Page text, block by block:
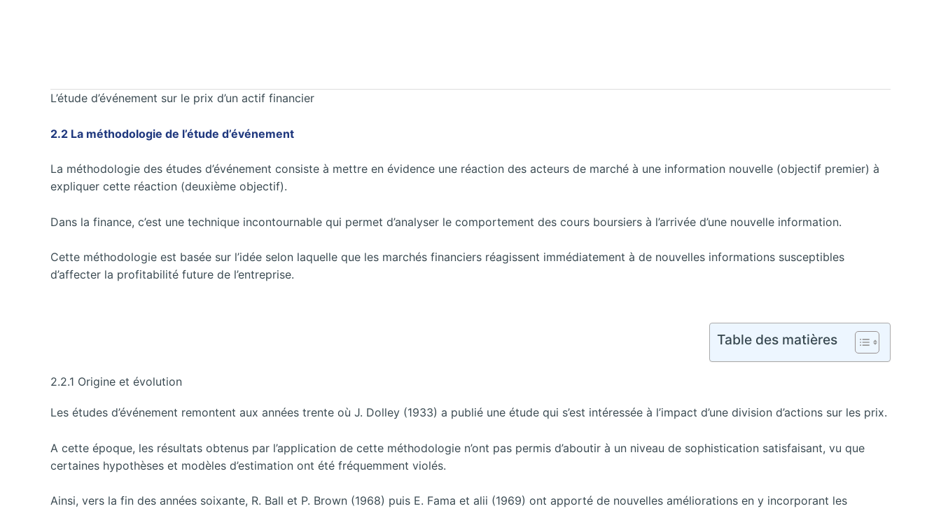
L’étude d’événement sur le prix d’un actif financier
2.2 La méthodologie de l’étude d’événement
La méthodologie des études d’événement consiste à mettre en évidence une réaction des acteurs de marché à une information nouvelle (objectif premier) à
expliquer cette réaction (deuxième objectif).
Dans la finance, c’est une technique incontournable qui permet d’analyser le comportement des cours boursiers à l’arrivée d’une nouvelle information.
Cette méthodologie est basée sur l’idée selon laquelle que les marchés financiers réagissent immédiatement à de nouvelles informations susceptibles
d’affecter la profitabilité future de l’entreprise.
Table des matières
2.2.1 Origine et évolution
Les études d’événement remontent aux années trente où J. Dolley (1933) a publié une étude qui s’est intéressée à l’impact d’une division d’actions sur les prix.
A cette époque, les résultats obtenus par l’application de cette méthodologie n’ont pas permis d’aboutir à un niveau de sophistication satisfaisant, vu que
certaines hypothèses et modèles d’estimation ont été fréquemment violés.
Ainsi, vers la fin des années soixante, R. Ball et P. Brown (1968) puis E. Fama et alii (1969) ont apporté de nouvelles améliorations en y incorporant les